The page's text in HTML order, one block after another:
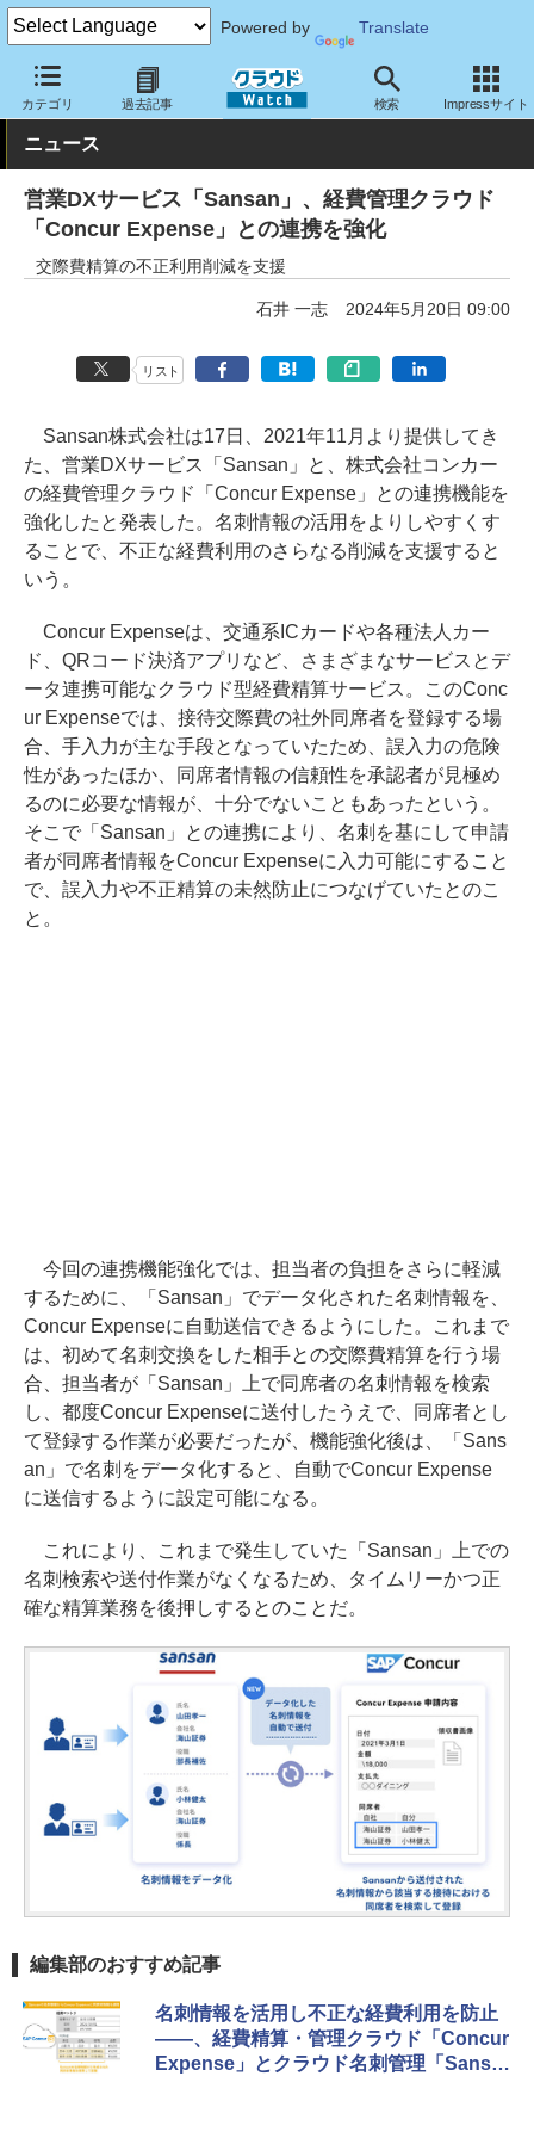
Powered by Translate
カテゴリ 過去記事 検索 Impressサイト
クラウド Watch トピック 協業・提携 国内
ニュース
営業DXサービス「Sansan」、経費管理クラウド
「Concur Expense」との連携を強化
交際費精算の不正利用削減を支援
石井 一志 2024年5月20日 09:00
リスト
Sansan株式会社は17日、2021年11月より提供してき
た、営業DXサービス「Sansan」と、株式会社コンカー
の経費管理クラウド「Concur Expense」との連携機能を
強化したと発表した。名刺情報の活用をよりしやすくす
ることで、不正な経費利用のさらなる削減を支援すると
いう。
Concur Expenseは、交通系ICカードや各種法人カー
ド、QRコード決済アプリなど、さまざまなサービスとデ
ータ連携可能なクラウド型経費精算サービス。このConc
ur Expenseでは、接待交際費の社外同席者を登録する場
合、手入力が主な手段となっていたため、誤入力の危険
性があったほか、同席者情報の信頼性を承認者が見極め
るのに必要な情報が、十分でないこともあったという。
そこで「Sansan」との連携により、名刺を基にして申請
者が同席者情報をConcur Expenseに入力可能にすること
で、誤入力や不正精算の未然防止につなげていたとのこ
と。
今回の連携機能強化では、担当者の負担をさらに軽減
するために、「Sansan」でデータ化された名刺情報を、
Concur Expenseに自動送信できるようにした。これまで
は、初めて名刺交換をした相手との交際費精算を行う場
合、担当者が「Sansan」上で同席者の名刺情報を検索
し、都度Concur Expenseに送付したうえで、同席者とし
て登録する作業が必要だったが、機能強化後は、「Sans
an」で名刺をデータ化すると、自動でConcur Expense
に送信するように設定可能になる。
これにより、これまで発生していた「Sansan」上での
名刺検索や送付作業がなくなるため、タイムリーかつ正
確な精算業務を後押しするとのことだ。
編集部のおすすめ記事
名刺情報を活用し不正な経費利用を防止
――、経費精算・管理クラウド「Concur
Expense」とクラウド名刺管理「Sansa